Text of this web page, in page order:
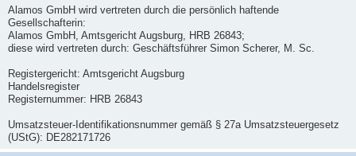
Alamos GmbH wird vertreten durch die persönlich haftende
Gesellschafterin:
Alamos GmbH, Amtsgericht Augsburg, HRB 26843;
diese wird vertreten durch: Geschäftsführer Simon Scherer, M. Sc.
Registergericht: Amtsgericht Augsburg
Handelsregister
Registernummer: HRB 26843
Umsatzsteuer-Identifikationsnummer gemäß § 27a Umsatzsteuergesetz
(UStG): DE282171726